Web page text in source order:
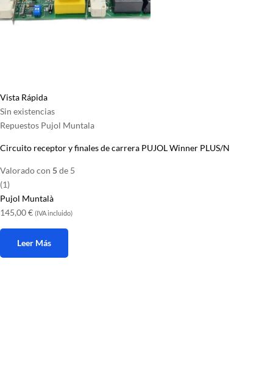
Vista Rápida
Sin existencias
Repuestos Pujol Muntala
Circuito receptor y finales de carrera PUJOL Winner PLUS/N
Valorado con 5de 5
(1)
Pujol Muntalà
145,00€ (IVA incluido)
Leer Más